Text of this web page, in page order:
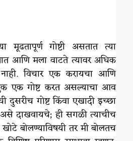
मूढतापूर्ण गोष्टी असतात त्या
आणि मला वाटते त्यावर अधिक
विचार एक करायचा आणि
एक गोष्ट करत असल्याचा आव
गोष्ट किंवा एखादी इच्छा
दाखवायचे; ही सगळी त्याचीच
बोलण्याविषयी तर मी बोलतच